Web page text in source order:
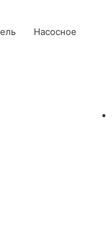
Насосное